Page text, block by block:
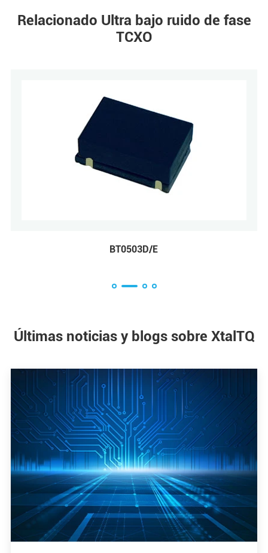
Relacionado Ultra bajo ruido de fase
TCXO
BT0503D/E
Últimas noticias y blogs sobre XtalTQ